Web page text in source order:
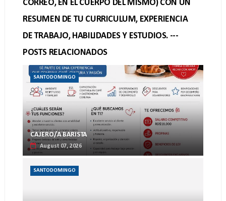
CORREO, EN EL CUERPO DEL MISMO) CON UN
RESUMEN DE TU CURRICULUM, EXPERIENCIA
DE TRABAJO, HABILIDADES Y ESTUDIOS. ---
POSTS RELACIONADOS
SANTODOMINGO
CAJERO/A BARISTA
August 07, 2026
SANTODOMINGO